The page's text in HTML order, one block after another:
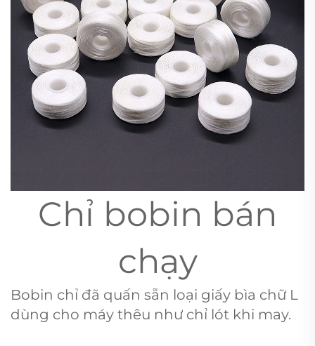
Chỉ bobin bán
chạy
Bobin chỉ đã quấn sẵn loại giấy bìa chữ L
dùng cho máy thêu như chỉ lót khi may.